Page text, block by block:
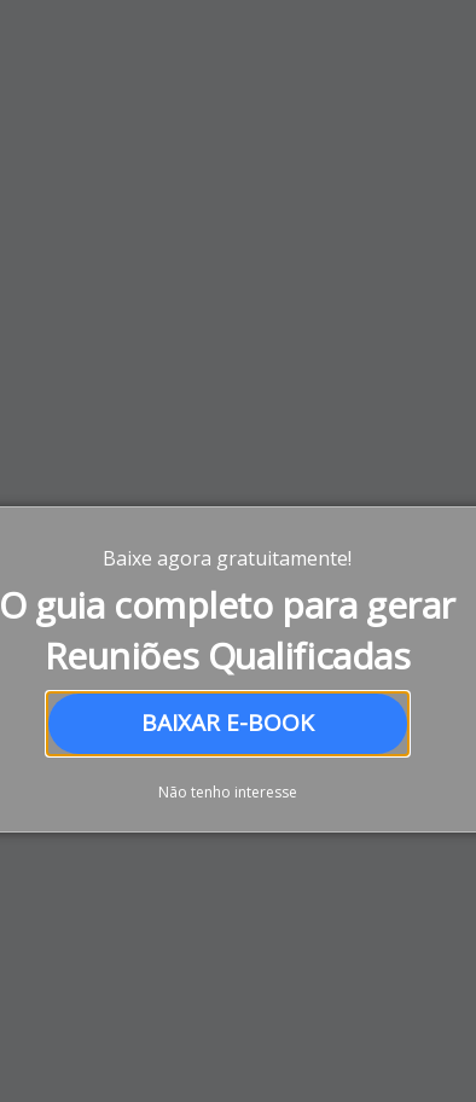
Baixe agora gratuitamente!
O guia completo para gerar
Reuniões Qualificadas
BAIXAR E-BOOK
Não tenho interesse